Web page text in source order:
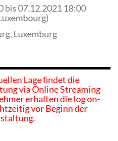
bis07.12.2021 18:00
)
, Luxemburg
Lage findet die
via Online Streaming
erhalten die log on-
vor Beginn der